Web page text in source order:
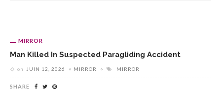
MIRROR
Man Killed In Suspected Paragliding Accident
on JUIN 12, 2026 MIRROR MIRROR
SHARE